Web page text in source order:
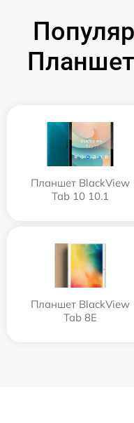
Планшет BlackView
Tab 10 10.1
Планшет BlackView
Tab 8E